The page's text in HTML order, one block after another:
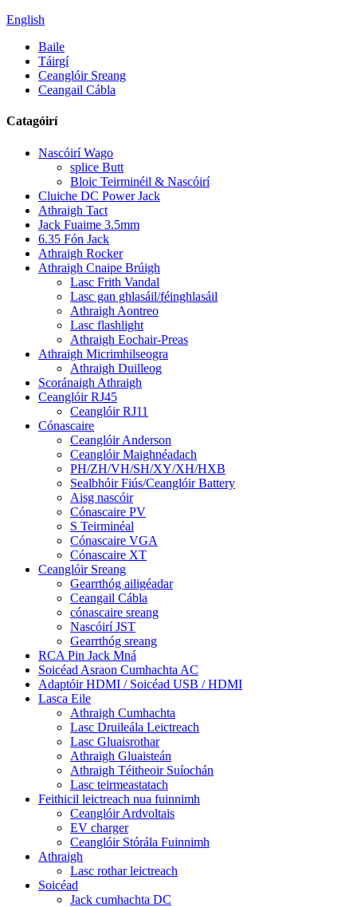
English
Baile
Táirgí
Ceanglóir Sreang
Ceangail Cábla
Catagóirí
Nascóirí Wago
splice Butt
Bloic Teirminéil & Nascóirí
Cluiche DC Power Jack
Athraigh Tact
Jack Fuaime 3.5mm
6.35 Fón Jack
Athraigh Rocker
Athraigh Cnaipe Brúigh
Lasc Frith Vandal
Lasc gan ghlasáil/féinghlasáil
Athraigh Aontreo
Lasc flashlight
Athraigh Eochair-Preas
Athraigh Micrimhilseogra
Athraigh Duilleog
Scoránaigh Athraigh
Ceanglóir RJ45
Ceanglóir RJ11
Cónascaire
Ceanglóir Anderson
Ceanglóir Maighnéadach
PH/ZH/VH/SH/XY/XH/HXB
Sealbhóir Fiús/Ceanglóir Battery
Aisg nascóir
Cónascaire PV
S Teirminéal
Cónascaire VGA
Cónascaire XT
Ceanglóir Sreang
Gearrthóg ailigéadar
Ceangail Cábla
cónascaire sreang
Nascóirí JST
Gearrthóg sreang
RCA Pin Jack Mná
Soicéad Asraon Cumhachta AC
Adaptóir HDMI / Soicéad USB / HDMI
Lasca Eile
Athraigh Cumhachta
Lasc Druileála Leictreach
Lasc Gluaisrothar
Athraigh Gluaisteán
Athraigh Téitheoir Suíochán
Lasc teirmeastatach
Feithicil leictreach nua fuinnimh
Ceanglóir Ardvoltais
EV charger
Ceanglóir Stórála Fuinnimh
Athraigh
Lasc rothar leictreach
Soicéad
Jack cumhachta DC